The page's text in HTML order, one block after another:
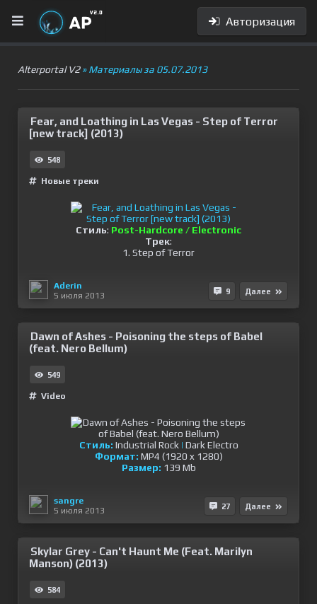
Авторизация
Alterportal V2» Материалы за 05.07.2013
Fear, and Loathing in Las Vegas - Step of Terror
[new track] (2013)
548
Новые треки
Стиль: Post-Hardcore / Electronic
Трек:
1. Step of Terror
Aderin
5 июля 2013
9 Далее
Dawn of Ashes - Poisoning the steps of Babel
(feat. Nero Bellum)
549
Video
Стиль: Industrial Rock | Dark Electro
Формат: MP4 (1920 x 1280)
Размер: 139 Mb
sangre
5 июля 2013
27 Далее
Skylar Grey - Can't Haunt Me (Feat. Marilyn
Manson) (2013)
584